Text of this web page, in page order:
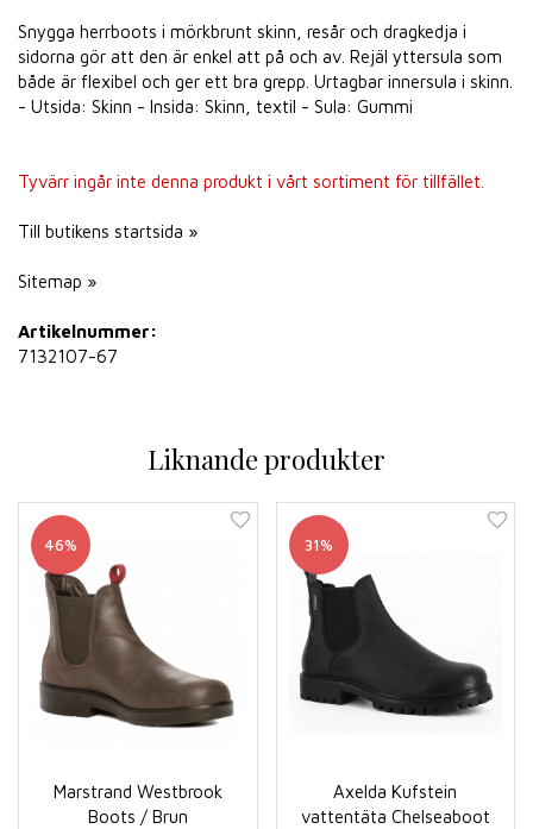
Snygga herrboots i mörkbrunt skinn, resår och dragkedja i
sidorna gör att den är enkel att på och av. Rejäl yttersula som
både är flexibel och ger ett bra grepp. Urtagbar innersula i skinn.
- Utsida: Skinn - Insida: Skinn, textil - Sula: Gummi
Tyvärr ingår inte denna produkt i vårt sortiment för tillfället.
Till butikens startsida »
Sitemap »
Artikelnummer:
7132107-67
Liknande produkter
46%
Marstrand Westbrook
Boots / Brun
31%
Axelda Kufstein
vattentäta Chelseaboot